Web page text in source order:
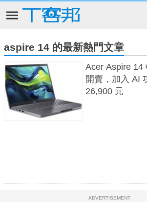
aspire 14 的最新熱門文章
Acer Aspire 14
開賣，加入 AI
26,900 元
ADVERTISEMENT